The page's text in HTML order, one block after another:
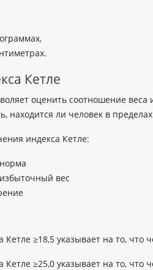
Кетле
оценить соотношение
находится ли человек в
индекса Кетле:
вес
Кетле ≥18,5 указывает на то, что
Кетле ≥25,0 указывает на то,